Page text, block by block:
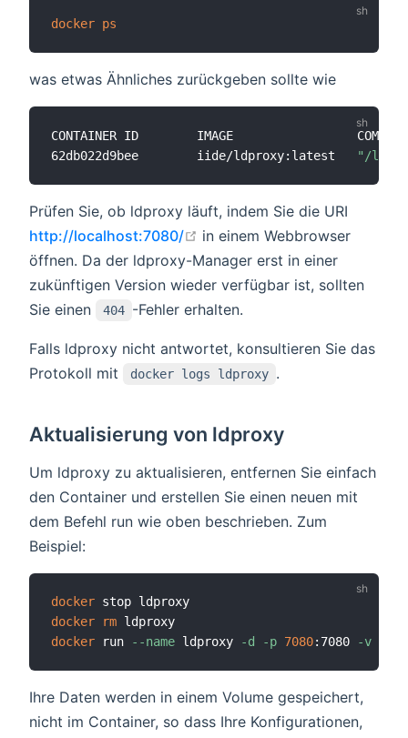
docker ps
was etwas Ähnliches zurückgeben sollte wie
CONTAINER ID        IMAGE
62db022d9bee        iide/ldproxy:latest
"/
Prüfen Sie, ob ldproxy läuft, indem Sie die URI
http://localhost:7080/
open in new window
in einem Webbrowser
öffnen. Da der ldproxy-Manager erst in einer
zukünftigen Version wieder verfügbar ist, sollten
Sie einen
404 -Fehler erhalten.
Falls ldproxy nicht antwortet, konsultieren Sie das
Protokoll mit
docker logs ldproxy .
Aktualisierung von ldproxy
Um ldproxy zu aktualisieren, entfernen Sie einfach
den Container und erstellen Sie einen neuen mit
dem Befehl run wie oben beschrieben. Zum
Beispiel:
docker
docker
rm
docker run --name ldproxy -d -p 7080:7080 -v
Ihre Daten werden in einem Volume gespeichert,
nicht im Container, so dass Ihre Konfigurationen,